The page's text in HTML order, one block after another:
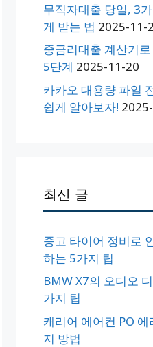
무직자대출 당일, 3
게 받는 법 2025-11-
중금리대출 계산기
5단계 2025-11-20
카카오 대용량 파일
쉽게 알아보자!
최신 글
중고 타이어 정비로
하는 5가지 팁
BMW X7의 오디오
가지 팁
캐리어 에어컨 PO
지 방법